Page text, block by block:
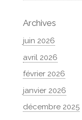
Archives
juin 2026
avril 2026
février 2026
janvier 2026
décembre 2025